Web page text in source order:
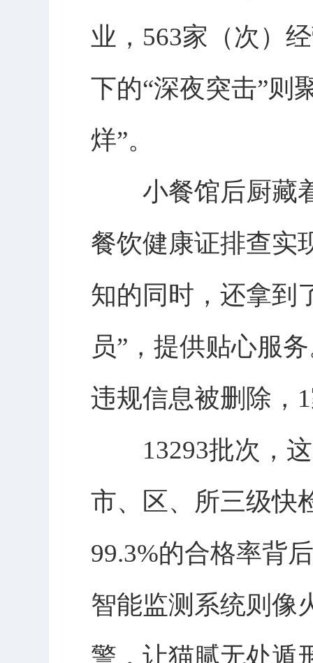
业，563家（次）
下的“深夜突击”则
烊”。
小餐馆后厨藏着
餐饮健康证排查实
知的同时，还拿到
员”，提供贴心服
违规信息被删除，
13293批次，这
市、区、所三级快
99.3%的合格率背
智能监测系统则像
警，让猫腻无处遁